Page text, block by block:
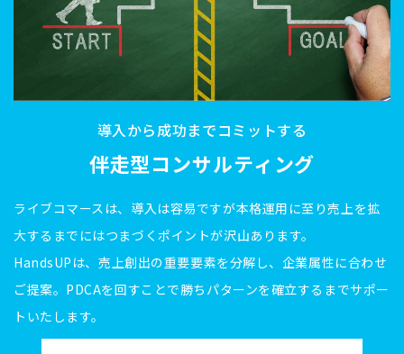
導入から成功までコミットする
伴走型コンサルティング
ライブコマースは、導入は容易ですが本格運用に至り売上を拡
大するまでにはつまづくポイントが沢山あります。
HandsUPは、売上創出の重要要素を分解し、企業属性に合わせ
ご提案。PDCAを回すことで勝ちパターンを確立するまでサポー
トいたします。